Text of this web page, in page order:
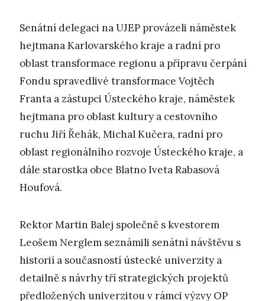
Senátní delegaci na UJEP provázeli náměstek
hejtmana Karlovarského kraje a radní pro
oblast transformace regionu a přípravu čerpání
Fondu spravedlivé transformace Vojtěch
Franta a zástupci Ústeckého kraje, náměstek
hejtmana pro oblast kultury a cestovního
ruchu Jiří Řehák, Michal Kučera, radní pro
oblast regionálního rozvoje Ústeckého kraje, a
dále starostka obce Blatno Iveta Rabasová
Houfová.
Rektor Martin Balej společně s kvestorem
Leošem Nerglem seznámili senátní návštěvu s
historií a současností ústecké univerzity a
detailně s návrhy tří strategických projektů
předložených univerzitou v rámci výzvy OP